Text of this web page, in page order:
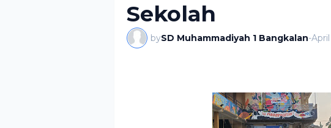
Sekolah
bySD Muhammadiyah 1 Bangkalan-